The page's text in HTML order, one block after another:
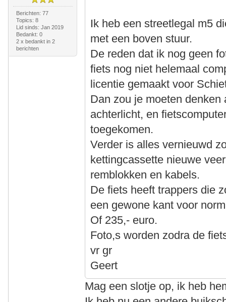
Berichten: 77
Topics: 8
Lid sinds: Jan 2019
Bedankt: 0
2 x bedankt in 2
berichten
Ik heb een streetlegal m5
met een boven stuur.
De reden dat ik nog geen
fiets nog niet helemaal
licentie gemaakt voor
Dan zou je moeten
achterlicht, en
toegekomen.
Verder is alles vernieuwd
kettingcassette nieuwe
remblokken en kabels.
De fiets heeft trappers die
een gewone kant voor
Of 235,- euro.
Foto,s worden zodra de
vr gr
Geert
Mag een slotje op, ik heb